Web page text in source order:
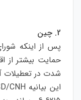
2. چین
پس از اینکه
حمایت بیشتر از
شدت در تعطیلات